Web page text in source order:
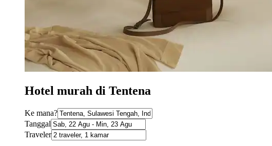
Hotel murah di Tentena
Ke mana?
Tanggal
Traveler